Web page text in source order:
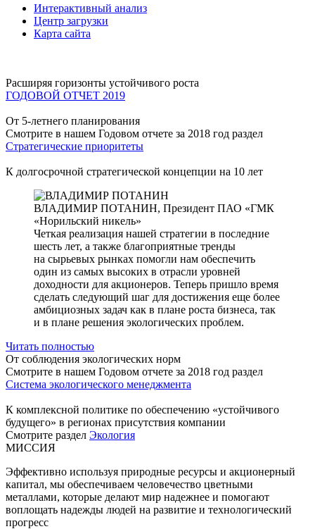
Интерактивный анализ
Центр загрузки
Карта сайта
Расширяя горизонты устойчивого роста
ГОДОВОЙ ОТЧЕТ 2019
От 5-летнего планирования
Смотрите в нашем Годовом отчете за 2018 год раздел
Стратегические приоритеты
К долгосрочной стратегической концепции на 10 лет
ВЛАДИМИР ПОТАНИН, Президент ПАО «ГМК
«Норильский никель»
Четкая реализация нашей стратегии в последние
шесть лет, а также благоприятные тренды
на сырьевых рынках помогли нам обеспечить
один из самых высоких в отрасли уровней
доходности для акционеров. Теперь пришло время
сделать следующий шаг для достижения еще более
амбициозных задач как в плане роста бизнеса, так
и в плане решения экологических проблем.
Читать полностью
От соблюдения экологических норм
Смотрите в нашем Годовом отчете за 2018 год раздел
Система экологического менеджмента
К комплексной политике по обеспечению «устойчивого
будущего» в регионах присутствия компании
Смотрите раздел Экология
МИССИЯ
Эффективно используя природные ресурсы и акционерный
капитал, мы обеспечиваем человечество цветными
металлами, которые делают мир надежнее и помогают
воплощать надежды людей на развитие и технологический
прогресс